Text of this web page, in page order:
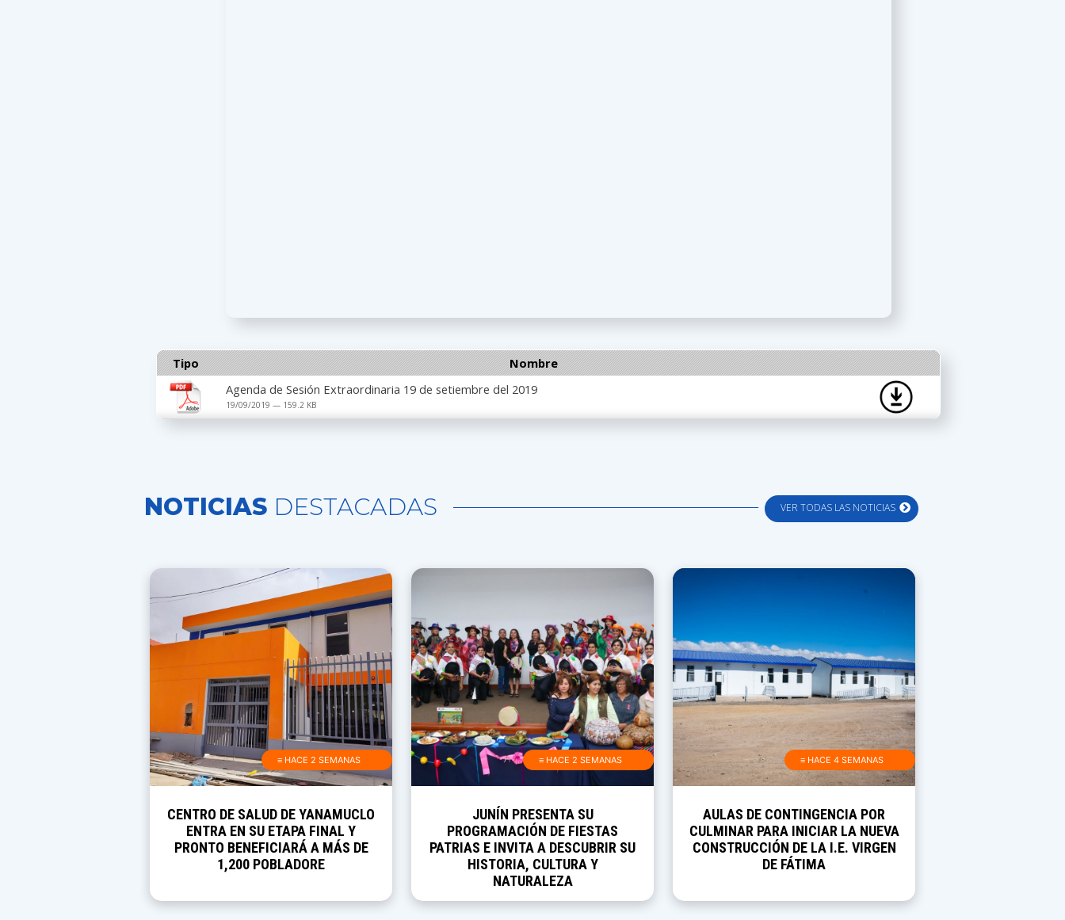
Tipo
Nombre
Agenda de Sesión Extraordinaria 19 de setiembre del 2019
19/09/2019 — 159.2 KB
VER TODAS LAS NOTICIAS
NOTICIAS DESTACADAS
≡ HACE 2 SEMANAS
CENTRO DE SALUD DE YANAMUCLO
ENTRA EN SU ETAPA FINAL Y
PRONTO BENEFICIARÁ A MÁS DE
1,200 POBLADORE
≡ HACE 2 SEMANAS
JUNÍN PRESENTA SU
PROGRAMACIÓN DE FIESTAS
PATRIAS E INVITA A DESCUBRIR SU
HISTORIA, CULTURA Y
NATURALEZA
≡ HACE 4 SEMANAS
AULAS DE CONTINGENCIA POR
CULMINAR PARA INICIAR LA NUEVA
CONSTRUCCIÓN DE LA I.E. VIRGEN
DE FÁTIMA